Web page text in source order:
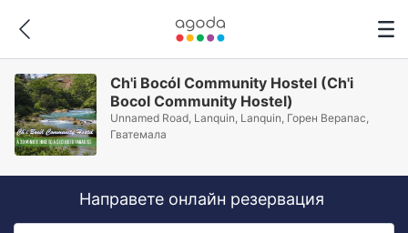
Ch'i Bocól Community Hostel (Ch'i
Bocol Community Hostel)
Unnamed Road, Lanquin, Lanquin, Горен Верапас,
Гватемала
Направете онлайн резервация